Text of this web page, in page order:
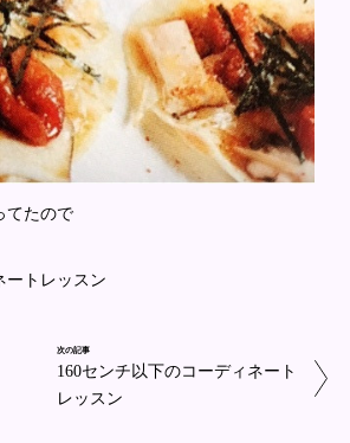
てたので
ートレッスン
次の記事
160センチ以下のコーディネート
レッスン